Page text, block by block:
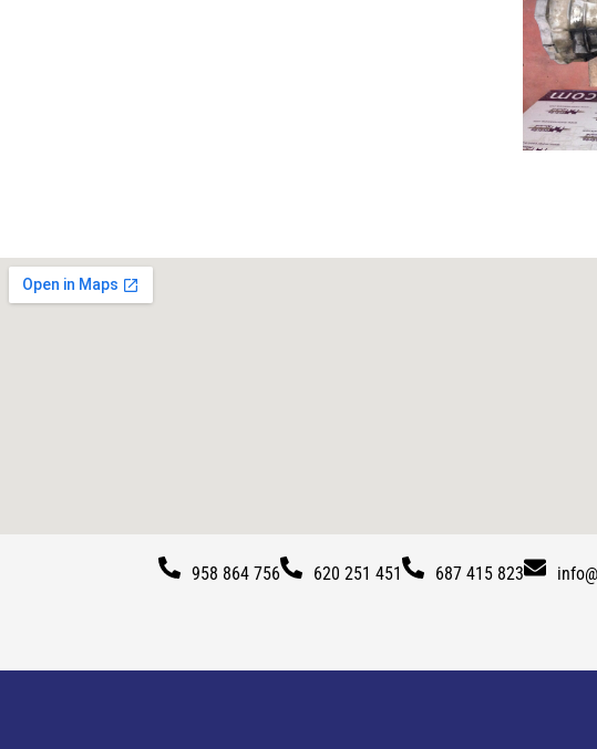
958 864 756 620 251 451 687 415 823